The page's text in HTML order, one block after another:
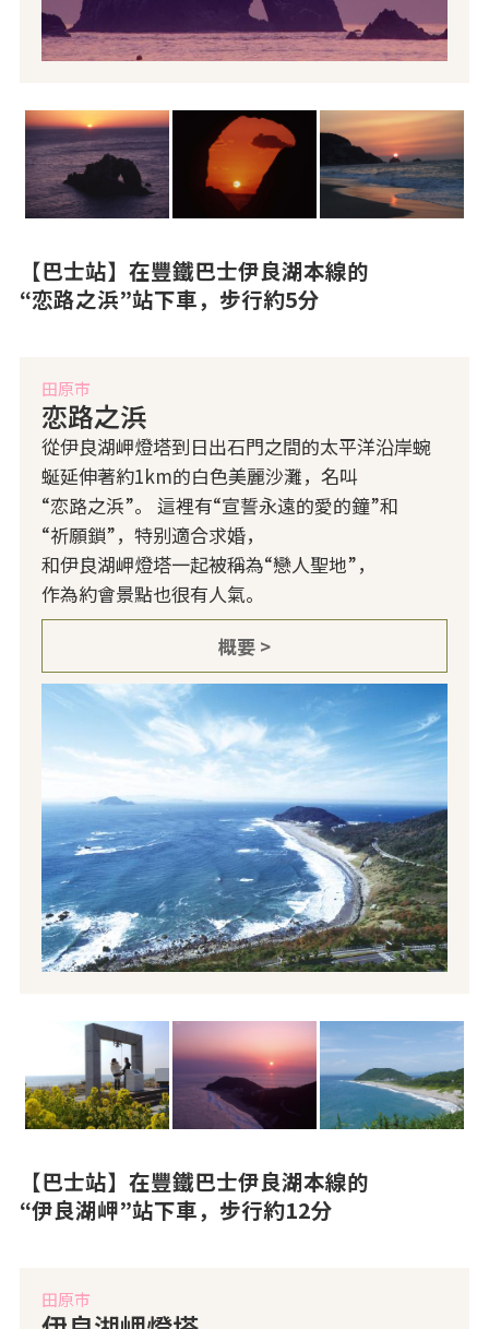
【巴士站】在豐鐵巴士伊良湖本線的
“恋路之浜”站下車，步行約5分
田原市
恋路之浜
從伊良湖岬燈塔到日出石門之間的太平洋沿岸蜿
蜒延伸著約1km的白色美麗沙灘，名叫
“恋路之浜”。 這裡有“宣誓永遠的愛的鐘”和
“祈願鎖”，特别適合求婚，
和伊良湖岬燈塔一起被稱為“戀人聖地”，
作為約會景點也很有人氣。
概要 >
【巴士站】在豐鐵巴士伊良湖本線的
“伊良湖岬”站下車，步行約12分
田原市